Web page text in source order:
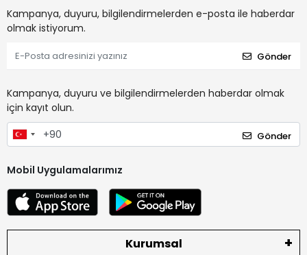
Kampanya, duyuru, bilgilendirmelerden e-posta ile haberdar
olmak istiyorum.
Gönder
Kampanya, duyuru ve bilgilendirmelerden haberdar olmak
için kayıt olun.
Gönder
Mobil Uygulamalarımız
Kurumsal